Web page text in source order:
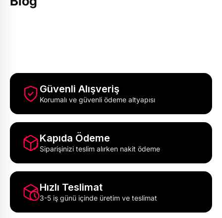
Güvenli Alışveriş
Korumalı ve güvenli ödeme altyapısı
Kapıda Ödeme
Siparişinizi teslim alırken nakit ödeme
Hızlı Teslimat
3-5 iş günü içinde üretim ve teslimat